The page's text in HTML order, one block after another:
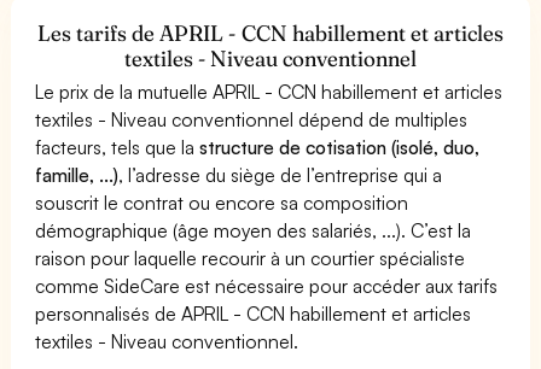
Les tarifs de APRIL - CCN habillement et articles
textiles - Niveau conventionnel
Le prix de la mutuelle APRIL - CCN habillement et articles
textiles - Niveau conventionnel dépend de multiples
facteurs, tels que lastructure de cotisation (isolé, duo,
famille, ...), l’adresse du siège de l’entreprise qui a
souscrit le contrat ou encore sa composition
démographique (âge moyen des salariés, ...). C’est la
raison pour laquelle recourir à un courtier spécialiste
comme SideCare est nécessaire pour accéder aux tarifs
personnalisés de APRIL - CCN habillement et articles
textiles - Niveau conventionnel.